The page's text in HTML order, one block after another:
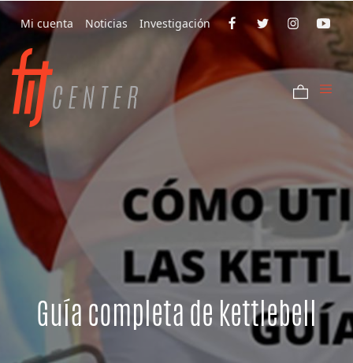
Mi cuenta Noticias Investigación
Guía completa de kettlebell